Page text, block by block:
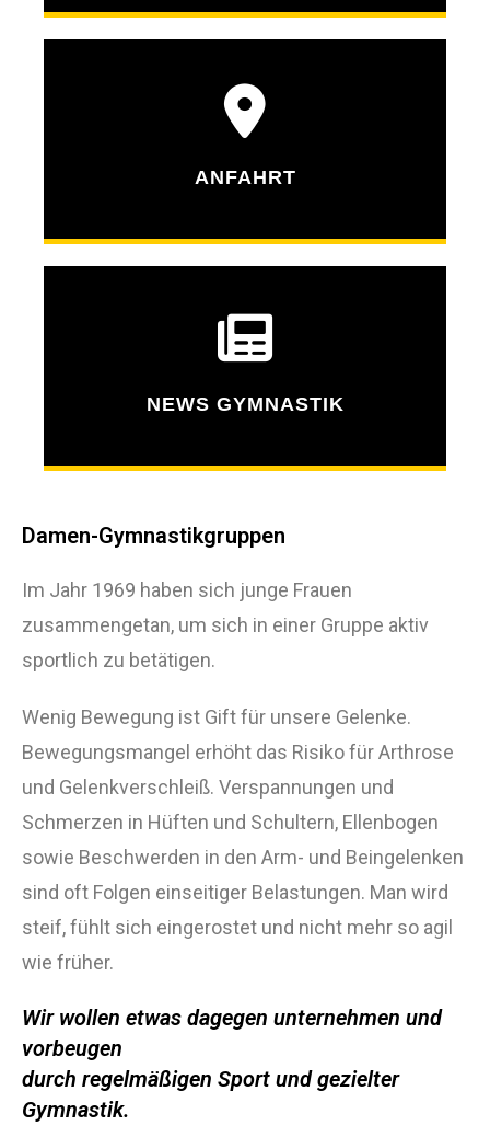
ANFAHRT
NEWS GYMNASTIK
Damen-Gymnastikgruppen
Im Jahr 1969 haben sich junge Frauen
zusammengetan, um sich in einer Gruppe aktiv
sportlich zu betätigen.
Wenig Bewegung ist Gift für unsere Gelenke.
Bewegungsmangel erhöht das Risiko für Arthrose
und Gelenkverschleiß. Verspannungen und
Schmerzen in Hüften und Schultern, Ellenbogen
sowie Beschwerden in den Arm- und Beingelenken
sind oft Folgen einseitiger Belastungen. Man wird
steif, fühlt sich eingerostet und nicht mehr so agil
wie früher.
Wir wollen etwas dagegen unternehmen und
vorbeugen
durch regelmäßigen Sport und gezielter
Gymnastik.